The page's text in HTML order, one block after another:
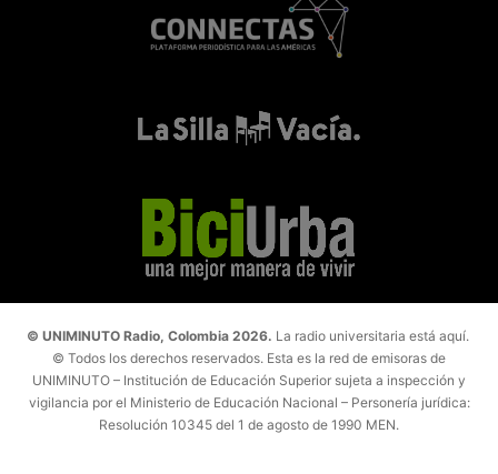
© UNIMINUTO Radio, Colombia 2026. La radio universitaria está aquí.
© Todos los derechos reservados. Esta es la red de emisoras de
UNIMINUTO – Institución de Educación Superior sujeta a inspección y
vigilancia por el Ministerio de Educación Nacional – Personería jurídica:
Resolución 10345 del 1 de agosto de 1990 MEN.